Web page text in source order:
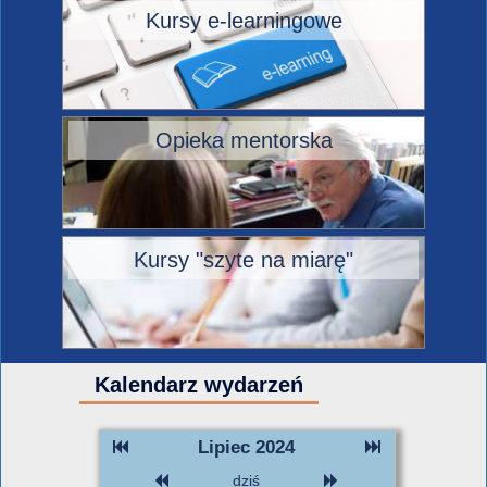
Kursy e-learningowe
Opieka mentorska
Kursy "szyte na miarę"
Kalendarz wydarzeń
Lipiec 2024
dziś